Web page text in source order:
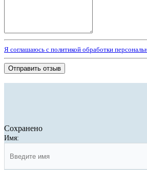
Я соглашаюсь с политикой обработки
Отправить отзыв
Сохранено
Имя: